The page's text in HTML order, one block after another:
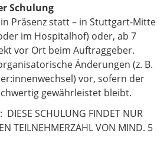
Schulung
Präsenz statt – in Stuttgart-Mitte
im Hospitalhof) oder, ab 7
vor Ort beim Auftraggeber.
Änderungen (z. B.
vor, sofern der
gewährleistet bleibt.
SCHULUNG FINDET NUR
TEILNEHMERZAHL VON MIND. 5